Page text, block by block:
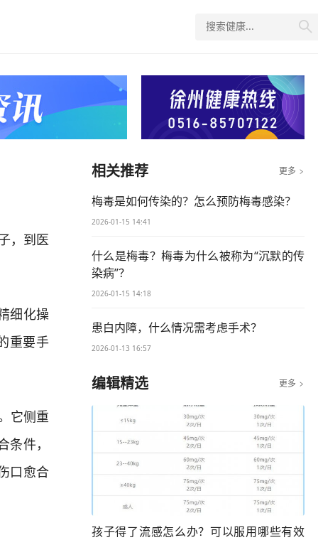

，到医
细化操
重要手
它侧重
件，
口愈合
相关推荐 更多 
梅毒是如何传染的？怎么预防梅毒感染？
2026-01-15 14:41
什么是梅毒？梅毒为什么被称为“沉默的传
染病”？
2026-01-15 14:18
患白内障，什么情况需考虑手术？
2026-01-13 16:57
编辑精选 更多 
孩子得了流感怎么办？可以服用哪些有效